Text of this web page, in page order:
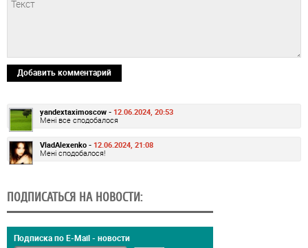
Добавить комментарий
yandextaximoscow - 12.06.2024, 20:53
Мені все сподобалося
VladAlexenko - 12.06.2024, 21:08
Мені сподобалося!
ПОДПИСАТЬСЯ НА НОВОСТИ:
Подписка по E-Mail - новости